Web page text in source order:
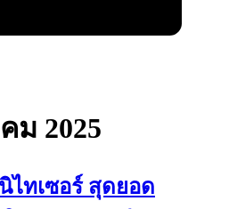
ม 2025
ไทเซอร์ สุดยอด